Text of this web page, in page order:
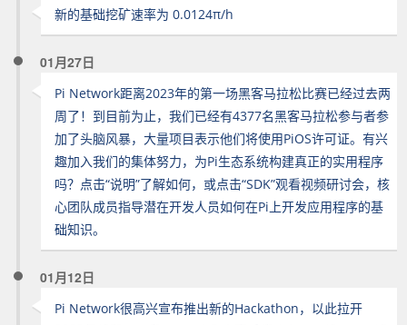
新的基础挖矿速率为 0.0124π/h
01月27日
Pi Network距离2023年的第一场黑客马拉松比赛已经过去两
周了！到目前为止，我们已经有4377名黑客马拉松参与者参
加了头脑风暴，大量项目表示他们将使用PiOS许可证。有兴
趣加入我们的集体努力，为Pi生态系统构建真正的实用程序
吗？点击“说明”了解如何，或点击“SDK”观看视频研讨会，核
心团队成员指导潜在开发人员如何在Pi上开发应用程序的基
础知识。
01月12日
Pi Network很高兴宣布推出新的Hackathon，以此拉开